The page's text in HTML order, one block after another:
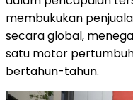
membukukan
secara global,
satu motor
bertahun-tahun.